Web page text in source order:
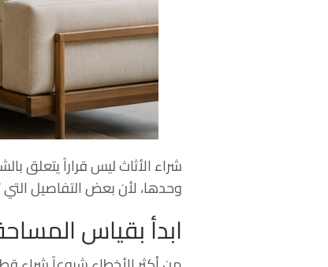
شراء الأثاث ليس قراراً يتعلق
وحدها، لأن بعض التفاصيل
ابدأ بقياس